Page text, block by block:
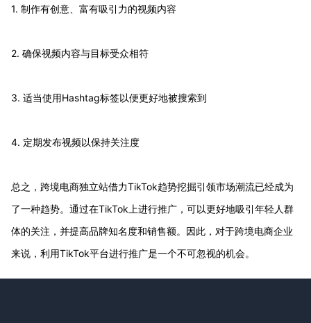
1. 制作有创意、富有吸引力的视频内容
2. 确保视频内容与目标受众相符
3. 适当使用Hashtag标签以便更好地被搜索到
4. 定期发布视频以保持关注度
总之，跨境电商独立站借力TikTok趋势挖掘引领市场潮流已经成为
了一种趋势。通过在TikTok上进行推广，可以更好地吸引年轻人群
体的关注，并提高品牌知名度和销售额。因此，对于跨境电商企业
来说，利用TikTok平台进行推广是一个不可忽视的机会。